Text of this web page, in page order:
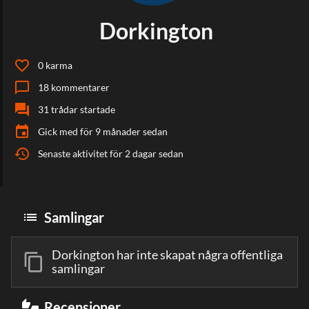
Dorkington
favorite_border 0 karma
chat_bubble_outline 18 kommentarer
forum 31 trådar startade
event Gick med för 9 månader sedan
history Senaste aktivitetför 2 dagar sedan
list Samlingar
content_copy
Dorkington har inte skapat några offentliga
samlingar